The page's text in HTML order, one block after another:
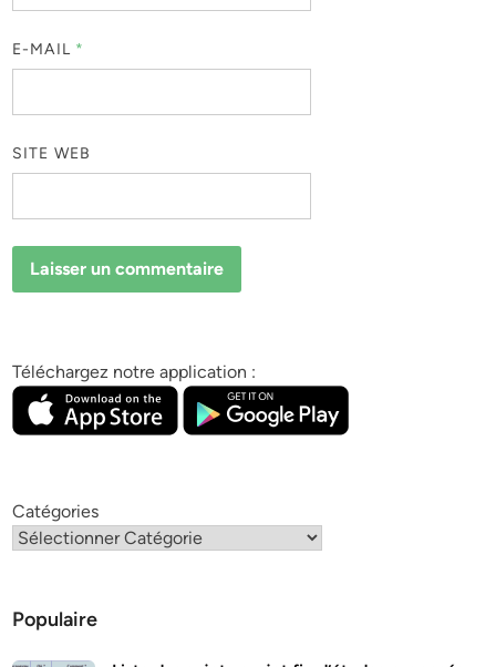
E-MAIL *
SITE WEB
Téléchargez notre application :
Catégories
Populaire